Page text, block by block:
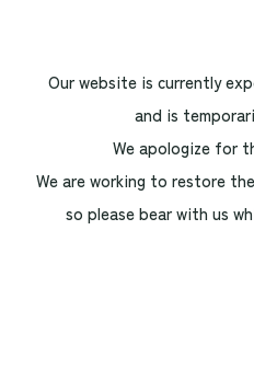
Our website is currently
and is
We apologize for
We are working to restore
so please bear with us